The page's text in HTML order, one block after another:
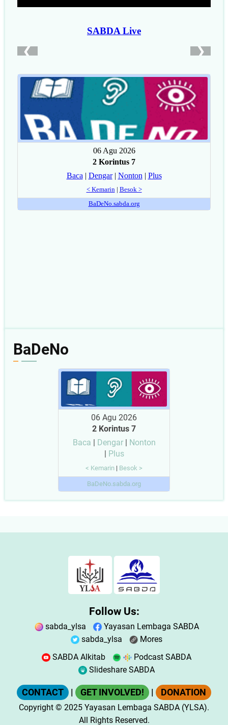
BaDeNo
06 Agu 2026
2 Korintus 7
Baca
Dengar|
Nonton
Plus
< Kemarin | Besok >
BaDeNo.sabda.org
Follow Us:
sabda_ylsa
Yayasan Lembaga SABDA
sabda_ylsa
Mores
SABDA Alkitab
Podcast SABDA
Slideshare SABDA
CONTACT | GET INVOLVED! | DONATION
Copyright © 2025 Yayasan Lembaga SABDA (YLSA).
All Rights Reserved.